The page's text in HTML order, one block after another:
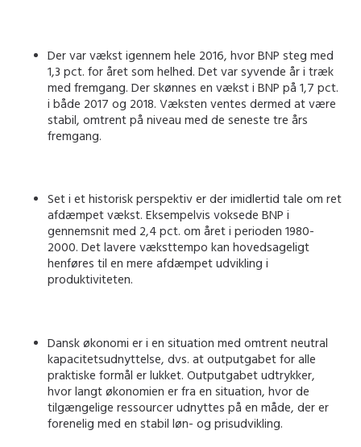
Der var vækst igennem hele 2016, hvor BNP steg med
1,3 pct. for året som helhed. Det var syvende år i træk
med fremgang. Der skønnes en vækst i BNP på 1,7 pct.
i både 2017 og 2018. Væksten ventes dermed at være
stabil, omtrent på niveau med de seneste tre års
fremgang.
Set i et historisk perspektiv er der imidlertid tale om ret
afdæmpet vækst. Eksempelvis voksede BNP i
gennemsnit med 2,4 pct. om året i perioden 1980-
2000. Det lavere væksttempo kan hovedsageligt
henføres til en mere afdæmpet udvikling i
produktiviteten.
Dansk økonomi er i en situation med omtrent neutral
kapacitetsudnyttelse, dvs. at outputgabet for alle
praktiske formål er lukket. Outputgabet udtrykker,
hvor langt økonomien er fra en situation, hvor de
tilgængelige ressourcer udnyttes på en måde, der er
forenelig med en stabil løn- og prisudvikling.